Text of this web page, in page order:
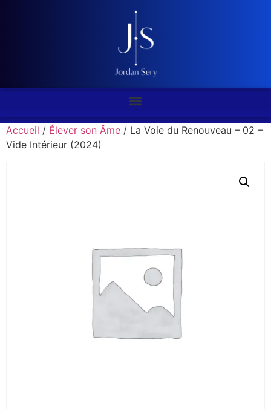
Accueil / Élever son Âme / La Voie du Renouveau – 02 –
Vide Intérieur (2024)